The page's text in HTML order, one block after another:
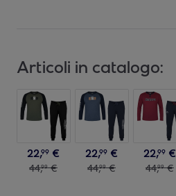
Articoli in catalogo:
22,99 €
44,99 €
22,99 €
44,99 €
22,99 €
44,99 €